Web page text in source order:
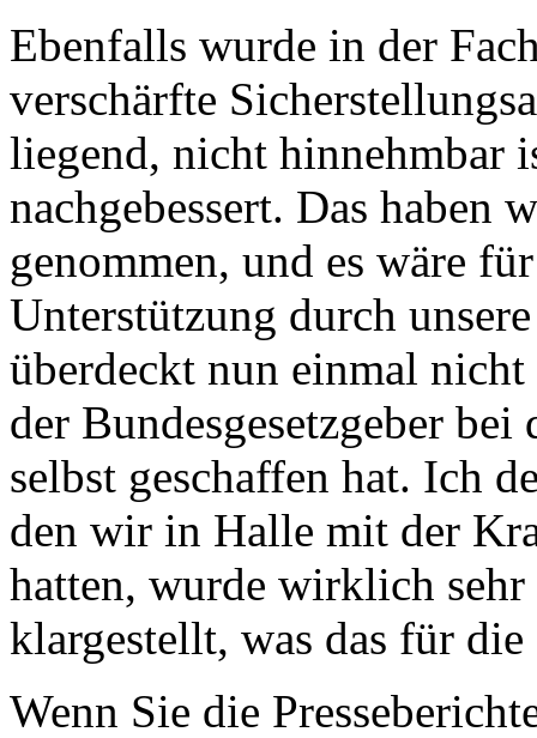
Ebenfalls wurde in der
verschärfte
liegend, nicht hinnehmbar
nachgebessert. Das
genommen, und es wäre
Unterstützung durch
überdeckt nun einmal
der Bundesgesetzgeber
selbst geschaffen hat. Ich
den wir in Halle mit der
hatten, wurde wirklich
klargestellt, was das für
Wenn Sie die